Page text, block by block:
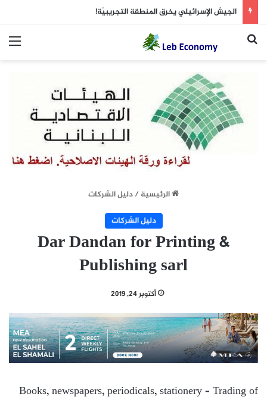
الجيش الإسرائيلي يخرق المنطقة التجريبيّة!
بحث عن
الرئيسية/دليل الشركات
دليل الشركات
Dar Dandan for Printing &
Publishing sarl
أكتوبر 24, 2019
Books, newspapers, periodicals, stationery – Trading of